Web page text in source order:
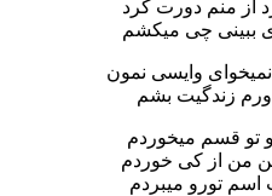
از منم دورت کرد
ببینی چی میکشم
وایسی نمون
زندگیت بشم
تو قسم میخوردم
من از کی خوردم
تورو میبردم